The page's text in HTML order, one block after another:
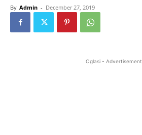
By Admin - December 27, 2019
Oglasi - Advertisement